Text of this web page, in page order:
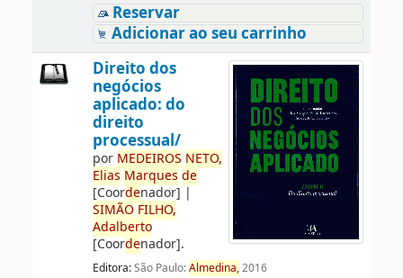
Reservar
Adicionar ao seu carrinho
Direito dos
negócios
aplicado: do
direito
processual/
por MEDEIROS NETO,
Elias Marques de
[Coordenador] |
SIMÃO FILHO,
Adalberto
[Coordenador].
Editora:São Paulo:Almedina,2016